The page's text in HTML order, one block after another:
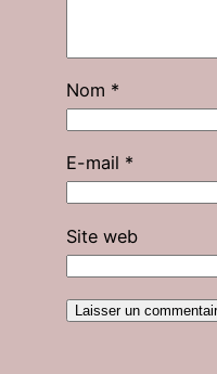
Nom *
E-mail *
Site web